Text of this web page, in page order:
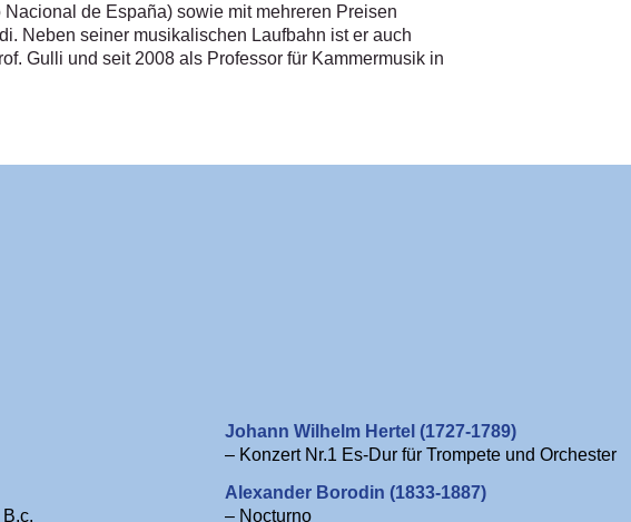
de España) sowie mit mehreren Preisen
Neben seiner musikalischen Laufbahn ist er auch
Gulli und seit 2008 als Professor für Kammermusik in
Johann Wilhelm Hertel (1727-1789)
– Konzert Nr.1 Es-Dur für Trompete und Orchester
Alexander Borodin (1833-1887)
– Nocturno